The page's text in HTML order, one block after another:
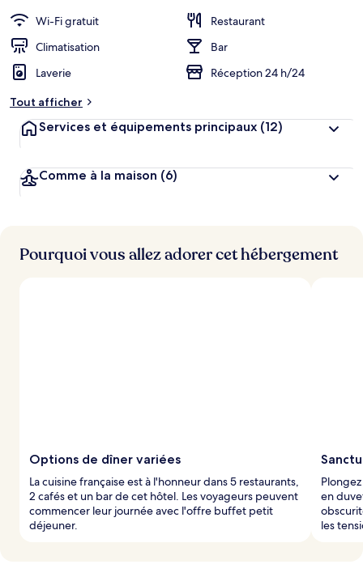
Wi-Fi gratuit
Restaurant
Climatisation
Bar
Laverie
Réception 24 h/24
Tout afficher
Services et équipements principaux (12)
Comme à la maison (6)
Pourquoi vous allez adorer cet hébergement
Options de dîner variées
La cuisine française est à l'honneur dans 5 restaurants,
2 cafés et un bar de cet hôtel. Les voyageurs peuvent
commencer leur journée avec l'offre buffet petit
déjeuner.
en
les